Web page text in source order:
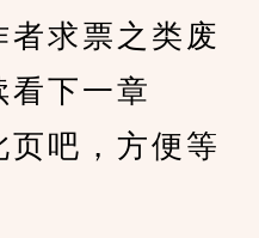
求票之类废
看下一章
吧，方便等